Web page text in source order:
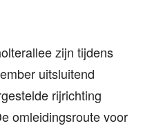
zijn tijdens
uitsluitend
rijrichting
omleidingsroute voor